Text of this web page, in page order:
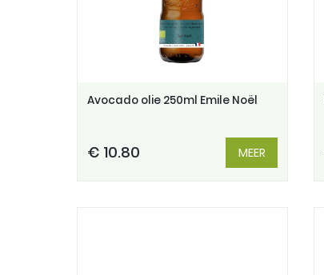
Avocado olie 250ml Emile Noël
€ 10.80 MEER